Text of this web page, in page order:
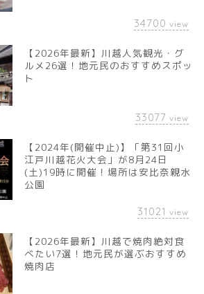
34700 view
【2026年最新】川越人気観光・グ
ルメ26選！地元民のおすすめスポッ
ト
33077 view
【2024年(開催中止)】「第31回小
江戸川越花火大会」が8月24日
(土)19時に開催！場所は安比奈親水
公園
31021 view
【2026年最新】川越で焼肉絶対食
べたい7選！地元民が選ぶおすすめ
焼肉店